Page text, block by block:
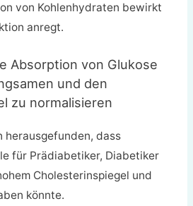
von Kohlenhydraten bewirkt
anregt.
Absorption von Glukose
und den
zu normalisieren
herausgefunden, dass
für Prädiabetiker, Diabetiker
Cholesterinspiegel und
könnte.